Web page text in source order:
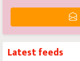
Latest feeds